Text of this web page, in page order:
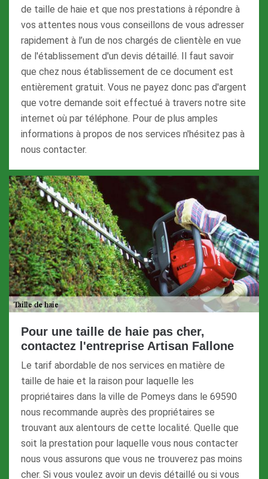
de taille de haie et que nos prestations à répondre à
vos attentes nous vous conseillons de vous adresser
rapidement à l’un de nos chargés de clientèle en vue
de l'établissement d'un devis détaillé. Il faut savoir
que chez nous établissement de ce document est
entièrement gratuit. Vous ne payez donc pas d'argent
que votre demande soit effectué à travers notre site
internet où par téléphone. Pour de plus amples
informations à propos de nos services n'hésitez pas à
nous contacter.
Pour une taille de haie pas cher,
contactez l'entreprise Artisan Fallone
Le tarif abordable de nos services en matière de
taille de haie et la raison pour laquelle les
propriétaires dans la ville de Pomeys dans le 69590
nous recommande auprès des propriétaires se
trouvant aux alentours de cette localité. Quelle que
soit la prestation pour laquelle vous nous contacter
nous vous assurons que vous ne trouverez pas moins
cher. Si vous voulez avoir un devis détaillé ou si vous